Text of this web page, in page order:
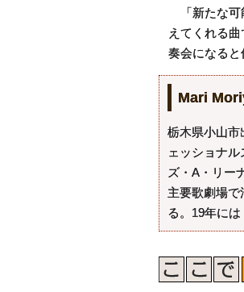
「新たな可
えてくれる
奏会になると
Mari
栃木県小山市
ェッショナ
ズ・A・リー
主要歌劇場
る。19年に